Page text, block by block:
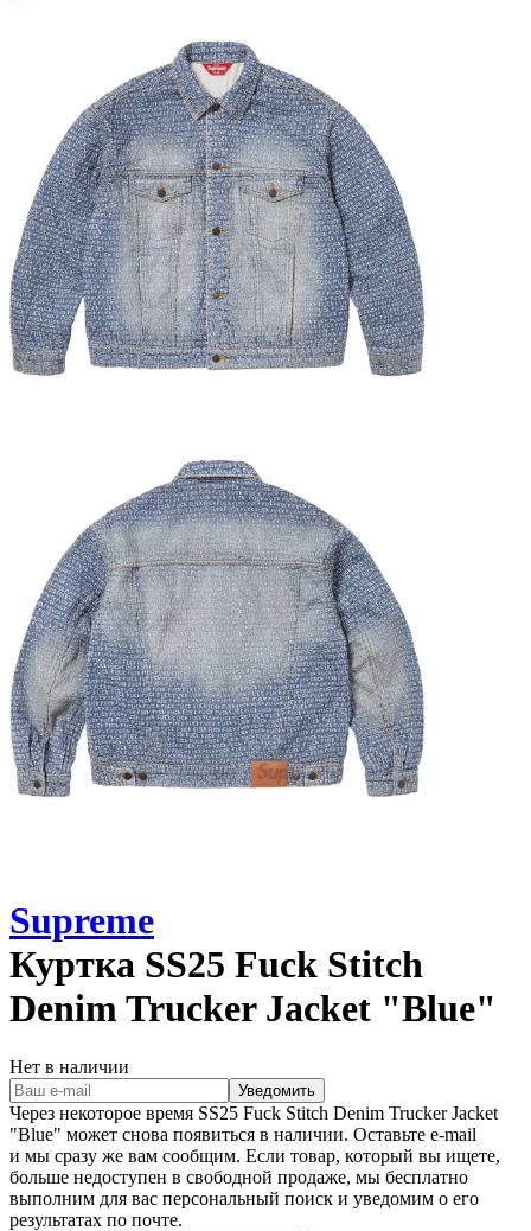
Supreme
Куртка SS25 Fuck Stitch
Denim Trucker Jacket "Blue"
Нет в наличии
Уведомить
Через некоторое время SS25 Fuck Stitch Denim Trucker Jacket
"Blue" может снова появиться в наличии. Оставьте e‑mail
и мы сразу же вам сообщим. Если товар, который вы ищете,
больше недоступен в свободной продаже, мы бесплатно
выполним для вас персональный поиск и уведомим о его
результатах по почте.